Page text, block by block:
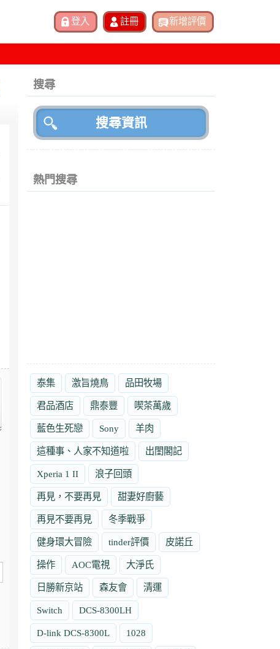
搜尋
熱門搜尋
泰集 激旨燒鳥 品田牧場
君品酒店 鼎泰豐 喫茶萬歲
藍色生死戀 Sony 羊肉
這種事、人家不知道啦 出閨閣記
Xperia 1 II 浪子回頭
再見，不要再見 甜妻好廚藝
再見不要再見 冬季戰爭
健身環大冒險 tinder評價 皮諾丘
操作 AOC電視 大淨氏
日勝新京站 森友會 清運
Switch DCS-8300LH
D-link DCS-8300L 1028